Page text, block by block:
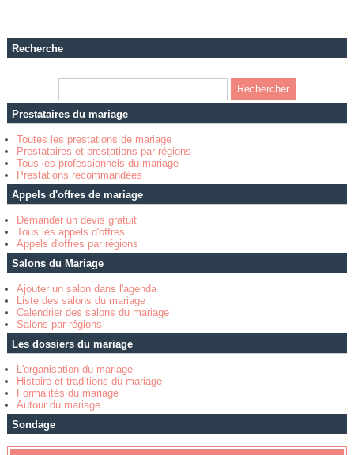
Recherche
Prestataires du mariage
Toutes les prestations de mariage
Prestataires et prestations par régions
Tous les professionnels du mariage
Prestations recommandées
Appels d'offres de mariage
Demander un devis gratuit
Tous les appels d'offres
Appels d'offres par régions
Salons du Mariage
Ajouter un salon dans l'agenda
Liste des salons du mariage
Calendrier des salons du mariage
Salons par régions
Les dossiers du mariage
L'organisation du mariage
Histoire et traditions du mariage
Formalités du mariage
Autour du mariage
Sondage